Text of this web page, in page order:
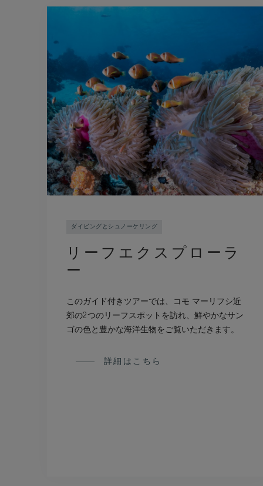
ダイビングとシュノーケリング
リーフエクスプローラ
ー
このガイド付きツアーでは、コモ マーリフシ近
郊の2つのリーフスポットを訪れ、鮮やかなサン
ゴの色と豊かな海洋生物をご覧いただきます。
詳細はこちら